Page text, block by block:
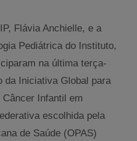
Flávia Anchielle, e a
Pediátrica do Instituto,
na última terça-
da Iniciativa Global para
Infantil em
escolhida pela
de Saúde (OPAS)